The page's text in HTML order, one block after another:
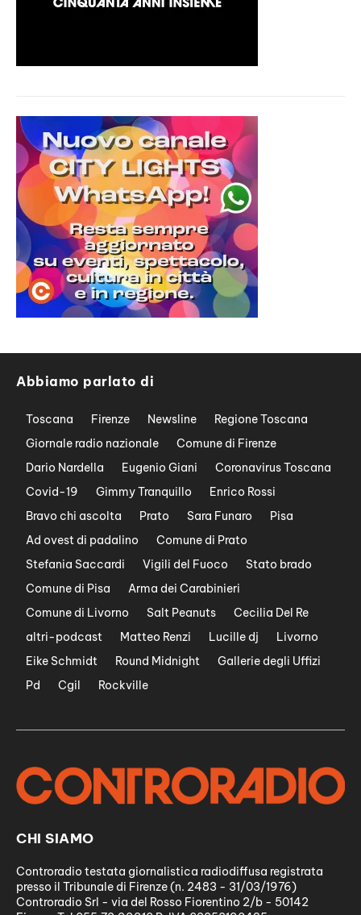
Abbiamo parlato di
Toscana Firenze Newsline
Regione Toscana
Giornale radio nazionale
Comune di Firenze
Dario Nardella
Eugenio Giani
Coronavirus Toscana
Covid-19
Gimmy Tranquillo
Enrico Rossi
Bravo chi ascolta
Prato Sara Funaro
Pisa
Ad ovest di padalino
Comune di Prato
Stefania Saccardi
Vigili del Fuoco
Stato brado
Comune di Pisa
Arma dei Carabinieri
Comune di Livorno
Salt Peanuts
Cecilia Del Re
altri-podcast
Matteo Renzi Lucille dj
Livorno
Eike Schmidt
Round Midnight
Gallerie degli Uffizi
Pd
Cgil Rockville
CHI SIAMO
Controradio testata giornalistica radiodiffusa registrata
presso il Tribunale di Firenze (n. 2483 - 31/03/1976)
Controradio Srl - via del Rosso Fiorentino 2/b - 50142